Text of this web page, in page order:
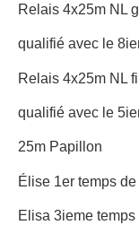
Relais 4x25m NL
qualifié avec le
Relais 4x25m NL
qualifié avec le
25m Papillon
Élise 1er temps
Elisa 3ieme